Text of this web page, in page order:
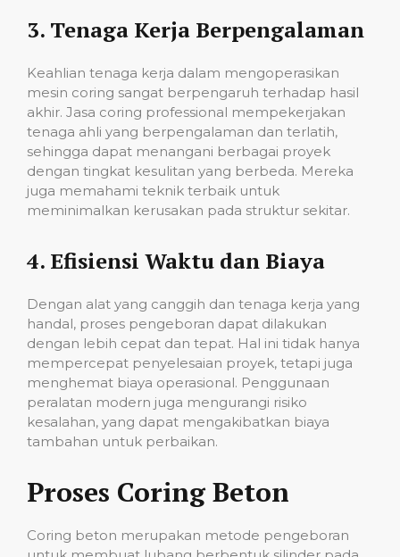
3. Tenaga Kerja Berpengalaman
Keahlian tenaga kerja dalam mengoperasikan
mesin coring sangat berpengaruh terhadap hasil
akhir. Jasa coring professional mempekerjakan
tenaga ahli yang berpengalaman dan terlatih,
sehingga dapat menangani berbagai proyek
dengan tingkat kesulitan yang berbeda. Mereka
juga memahami teknik terbaik untuk
meminimalkan kerusakan pada struktur sekitar.
4. Efisiensi Waktu dan Biaya
Dengan alat yang canggih dan tenaga kerja yang
handal, proses pengeboran dapat dilakukan
dengan lebih cepat dan tepat. Hal ini tidak hanya
mempercepat penyelesaian proyek, tetapi juga
menghemat biaya operasional. Penggunaan
peralatan modern juga mengurangi risiko
kesalahan, yang dapat mengakibatkan biaya
tambahan untuk perbaikan.
Proses Coring Beton
Coring beton merupakan metode pengeboran